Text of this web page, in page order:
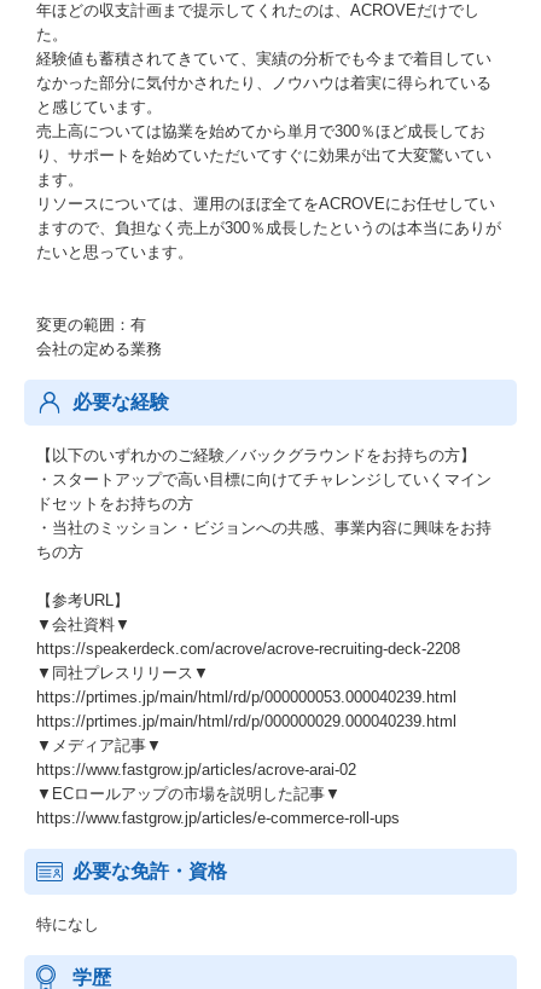
年ほどの収支計画まで提示してくれたのは、ACROVEだけでし
た。
経験値も蓄積されてきていて、実績の分析でも今まで着目してい
なかった部分に気付かされたり、ノウハウは着実に得られている
と感じています。
売上高については協業を始めてから単月で300％ほど成長してお
り、サポートを始めていただいてすぐに効果が出て大変驚いてい
ます。
リソースについては、運用のほぼ全てをACROVEにお任せしてい
ますので、負担なく売上が300％成長したというのは本当にありが
たいと思っています。
変更の範囲：有
会社の定める業務
必要な経験
【以下のいずれかのご経験／バックグラウンドをお持ちの方】
・スタートアップで高い目標に向けてチャレンジしていくマイン
ドセットをお持ちの方
・当社のミッション・ビジョンへの共感、事業内容に興味をお持
ちの方
【参考URL】
▼会社資料▼
https://speakerdeck.com/acrove/acrove-recruiting-deck-2208
▼同社プレスリリース▼
https://prtimes.jp/main/html/rd/p/000000053.000040239.html
https://prtimes.jp/main/html/rd/p/000000029.000040239.html
▼メディア記事▼
https://www.fastgrow.jp/articles/acrove-arai-02
▼ECロールアップの市場を説明した記事▼
https://www.fastgrow.jp/articles/e-commerce-roll-ups
必要な免許・資格
特になし
学歴